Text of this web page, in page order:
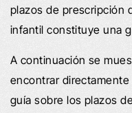
plazos de prescripción
infantil constituye una
A continuación se
encontrar
guía sobre los plazos